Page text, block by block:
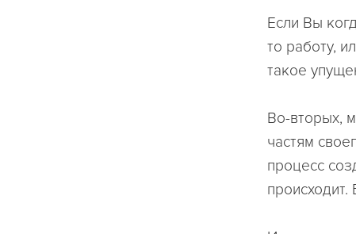
Если Вы
то работу,
такое
Во-вторых,
частям
процесс